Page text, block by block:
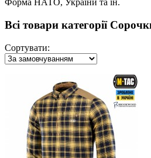
Форма НАТО, України та ін.
Всі товари категорії
Сортувати: